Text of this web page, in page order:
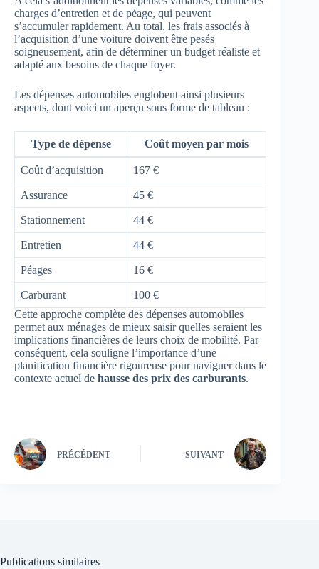
charges d’entretien et de péage, qui peuvent
s’accumuler rapidement. Au total, les frais associés à
l’acquisition d’une voiture doivent être pesés
soigneusement, afin de déterminer un budget réaliste et
adapté aux besoins de chaque foyer.
Les dépenses automobiles englobent ainsi plusieurs
aspects, dont voici un aperçu sous forme de tableau :
Type de dépense Coût moyen par mois
Coût d’acquisition 167 €
Assurance 45 €
Stationnement 44 €
Entretien 44 €
Péages 16 €
Carburant
100 €
Cette approche complète des dépenses automobiles
permet aux ménages de mieux saisir quelles seraient les
implications financières de leurs choix de mobilité. Par
conséquent, cela souligne l’importance d’une
planification financière rigoureuse pour naviguer dans le
contexte actuel de hausse des prix des carburants.
PRÉCÉDENT SUIVANT
Publications similaires